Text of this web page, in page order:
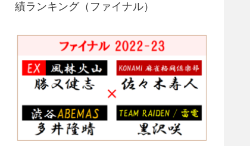
績ランキング（ファイナル）